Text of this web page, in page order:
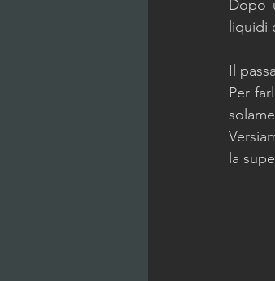
Dopo
liquidi
Il
Per
la